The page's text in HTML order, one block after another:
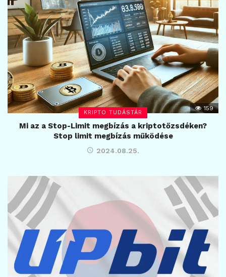
KRIPTO TUDÁSTÁR
159
Mi az a Stop-Limit megbízás a kriptotőzsdéken?
Stop limit megbízás működése
2024.08.25.